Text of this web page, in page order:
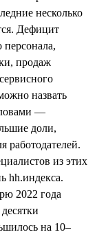
несколько
Дефицит
персонала,
продаж
назвать
—
доли,
работодателей.
из этих
hh.индекса.
2022 года
на 10–